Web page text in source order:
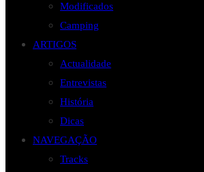
Modificados
Camping
ARTIGOS
Actualidade
Entrevistas
História
Dicas
NAVEGAÇÃO
Tracks